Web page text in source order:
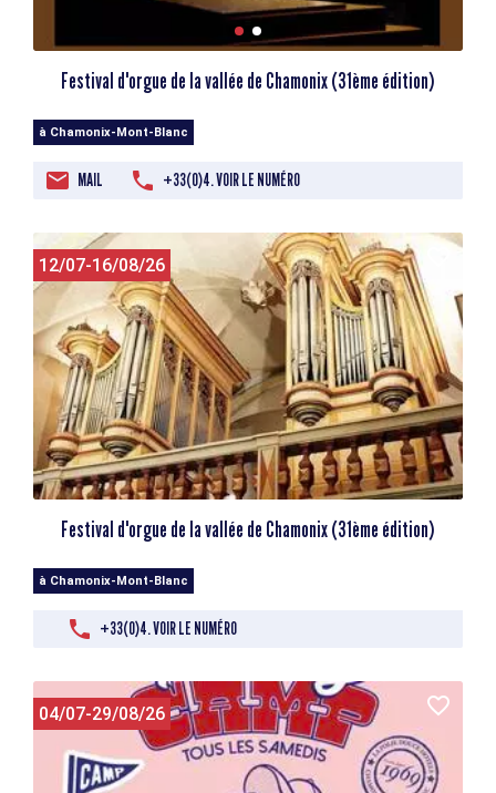
Festival d'orgue de la vallée de Chamonix (31ème édition)
à Chamonix-Mont-Blanc
MAIL +33(0)4. VOIR LE NUMÉRO
12/07-16/08/26
Festival d'orgue de la vallée de Chamonix (31ème édition)
à Chamonix-Mont-Blanc
+33(0)4. VOIR LE NUMÉRO
04/07-29/08/26